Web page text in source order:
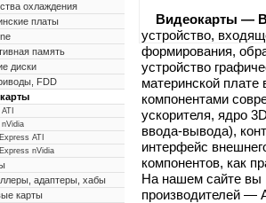
охлаждения
платы
память
диски
FDD
nVidia
ATI
nVidia
адаптеры, хабы
карты
Видеокарты —
устройство,
формирования,
устройство
материнской
компонентами
ускорителя, ядро
ввода-вывода),
интерфейс
компонентов, как
На нашем сайте
производителей —